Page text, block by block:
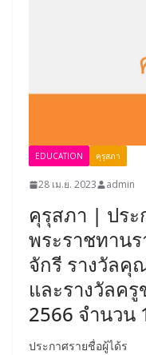
EDUCATION คุรุสภา
28 เม.ย. 2023 admin
คุรุสภา | ประ
พระราชทาน
จักรี รางวัลคุ
และรางวัลค
2566 จำนวน
ประกาศรายชื่อผู้ได้ร